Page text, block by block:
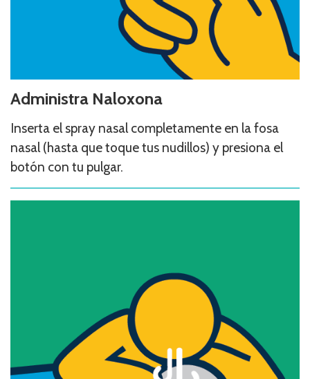
Administra Naloxona
Inserta el spray nasal completamente en la fosa
nasal (hasta que toque tus nudillos) y presiona el
botón con tu pulgar.